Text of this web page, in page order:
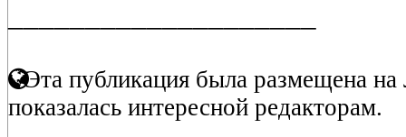
Эта публикация была размещена на
показалась интересной редакторам.